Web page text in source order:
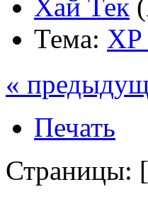
Хай Тек
Тема:
«
Печать
Страницы: [